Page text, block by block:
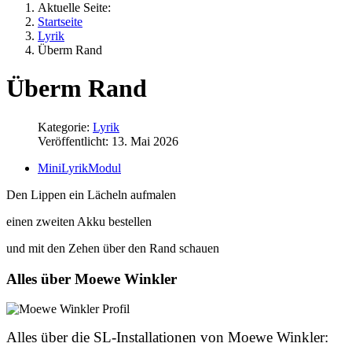
Aktuelle Seite:
Startseite
Lyrik
Überm Rand
Überm Rand
Kategorie: Lyrik
Veröffentlicht: 13. Mai 2026
MiniLyrikModul
Den Lippen ein Lächeln aufmalen
einen zweiten Akku bestellen
und mit den Zehen über den Rand schauen
Alles über Moewe Winkler
Alles über die SL-Installationen von Moewe Winkler: